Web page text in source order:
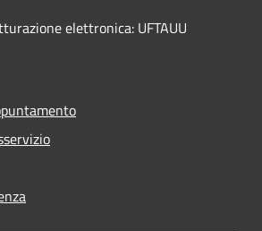
elettronica: UFTAUU